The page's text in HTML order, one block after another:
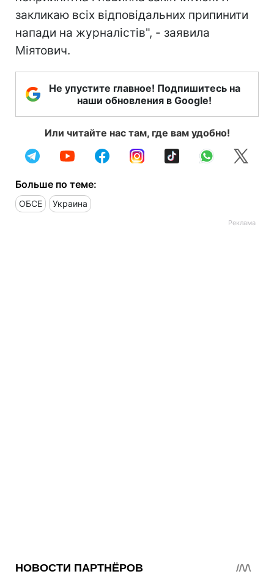
закликаю всіх відповідальних припинити
напади на журналістів", - заявила
Міятович.
Не упустите главное! Подпишитесь на
наши обновления в Google!
Или читайте нас там, где вам удобно!
Больше по теме:
ОБСЕ Украина